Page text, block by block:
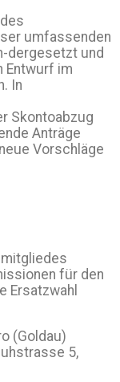
umfassenden
dergesetzt und
im
In
Skontoabzug
Anträge
Vorschläge
für den
Ersatzwahl
(Goldau)
5,